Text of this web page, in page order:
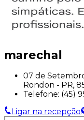
marechal
07 de
Rondon - PR,
Telefone: (45)
Ligar na recepção